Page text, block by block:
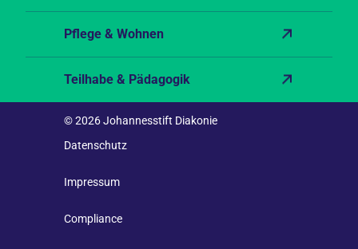
Pflege & Wohnen
Teilhabe & Pädagogik
© 2026 Johannesstift Diakonie
Datenschutz
Impressum
Compliance